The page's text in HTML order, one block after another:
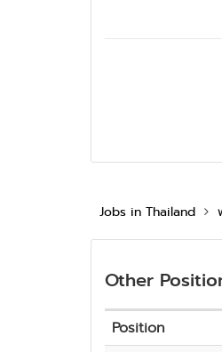
Jobs in Thailand
Other
Position